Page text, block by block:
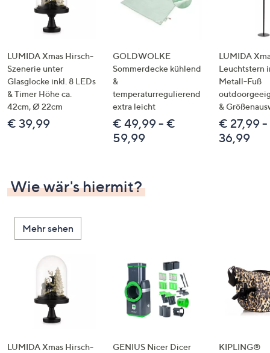
LUMIDA Xmas Hirsch-
Szenerie unter
Glasglocke inkl. 8 LEDs
& Timer Höhe ca.
42cm, Ø 22cm
€ 39,99
GOLDWOLKE
Sommerdecke kühlend
&
temperaturregulierend
extra leicht
€ 49,99 - €
59,99
LUMIDA
Leuchtstern
Metall-Fuß
&
€ 27,99
36,99
Wie wär's hiermit?
Mehr sehen
LUMIDA Xmas Hirsch-
GENIUS Nicer Dicer
KIPLING®